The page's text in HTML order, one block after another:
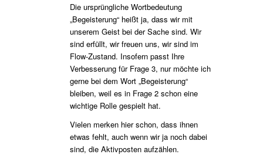
Die ursprüngliche Wortbedeutung
„Begeisterung“ heißt ja, dass wir mit
unserem Geist bei der Sache sind. Wir
sind erfüllt, wir freuen uns, wir sind im
Flow-Zustand. Insofern passt Ihre
Verbesserung für Frage 3, nur möchte ich
gerne bei dem Wort „Begeisterung“
bleiben, weil es in Frage 2 schon eine
wichtige Rolle gespielt hat.
Vielen merken hier schon, dass ihnen
etwas fehlt, auch wenn wir ja noch dabei
sind, die Aktivposten aufzählen.